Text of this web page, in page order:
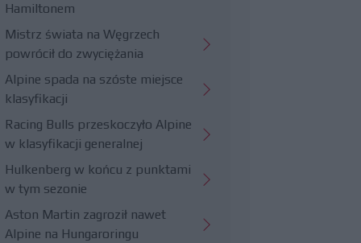
Hamiltonem
Mistrz świata na Węgrzech
powrócił do zwyciężania
Alpine spada na szóste miejsce
klasyfikacji
Racing Bulls przeskoczyło Alpine
w klasyfikacji generalnej
Hulkenberg w końcu z punktami
w tym sezonie
Aston Martin zagroził nawet
Alpine na Hungaroringu